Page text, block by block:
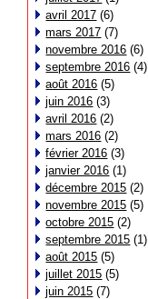
avril 2017 (6)
mars 2017 (7)
novembre 2016 (6)
septembre 2016 (4)
août 2016 (5)
juin 2016 (3)
avril 2016 (2)
mars 2016 (2)
février 2016 (3)
janvier 2016 (1)
décembre 2015 (2)
novembre 2015 (5)
octobre 2015 (2)
septembre 2015 (1)
août 2015 (5)
juillet 2015 (5)
juin 2015 (7)